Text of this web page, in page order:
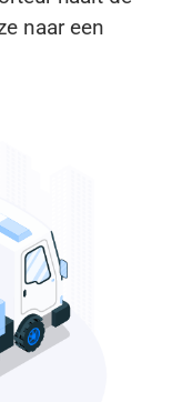
naar een